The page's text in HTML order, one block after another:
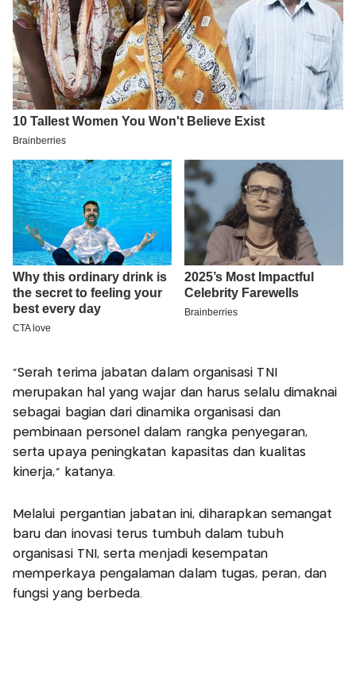
"Serah terima jabatan dalam organisasi TNI
merupakan hal yang wajar dan harus selalu dimaknai
sebagai bagian dari dinamika organisasi dan
pembinaan personel dalam rangka penyegaran,
serta upaya peningkatan kapasitas dan kualitas
kinerja," katanya.
Melalui pergantian jabatan ini, diharapkan semangat
baru dan inovasi terus tumbuh dalam tubuh
organisasi TNI, serta menjadi kesempatan
memperkaya pengalaman dalam tugas, peran, dan
fungsi yang berbeda.